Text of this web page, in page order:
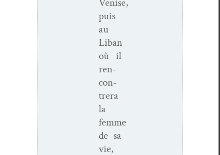
Venise,
puis
au
Liban
où il
ren­
con­
tr­era
la
femme
de sa
vie,